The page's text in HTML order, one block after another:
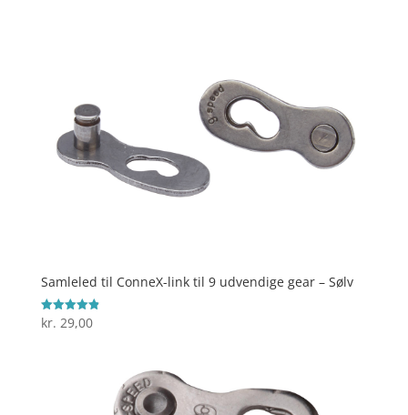
Samleled til ConneX-link til 9 udvendige gear – Sølv
Vurderet
4.9
kr. 29,00